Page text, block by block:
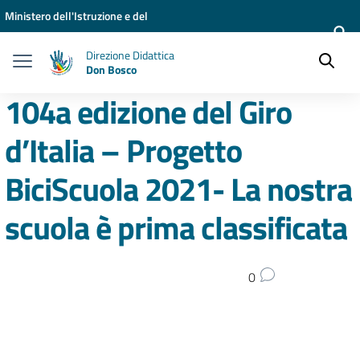
Vai ai contenuti
Vai al menu di navigazione
Vai al footer
Ministero dell'Istruzione e del
Direzione Didattica
Don Bosco
104a edizione del Giro
d’Italia – Progetto
BiciScuola 2021- La nostra
scuola è prima classificata
0